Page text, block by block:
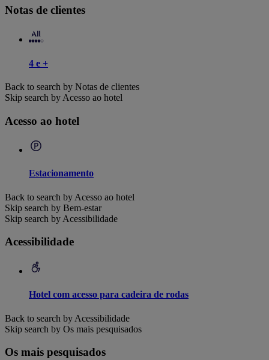
Notas de clientes
4 e +
Back to search by Notas de clientes
Skip search by Acesso ao hotel
Acesso ao hotel
Estacionamento
Back to search by Acesso ao hotel
Skip search by Bem-estar
Skip search by Acessibilidade
Acessibilidade
Hotel com acesso para cadeira de rodas
Back to search by Acessibilidade
Skip search by Os mais pesquisados
Os mais pesquisados